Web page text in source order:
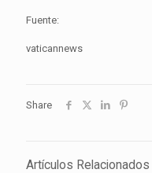
Fuente:
vaticannews
Share
Artículos Relacionados